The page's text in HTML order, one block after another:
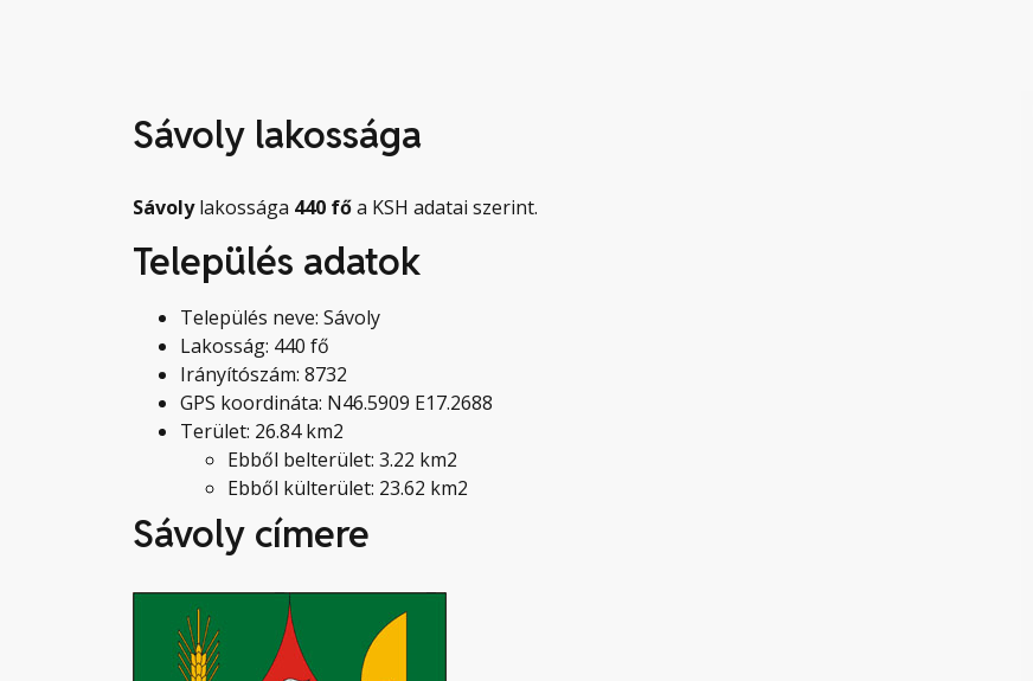
Sávoly lakossága
Sávolylakossága 440 főa KSH adatai szerint.
Település adatok
Település neve: Sávoly
Lakosság: 440 fő
Irányítószám: 8732
GPS koordináta: N46.5909 E17.2688
Terület: 26.84 km2
Ebből belterület: 3.22 km2
Ebből külterület: 23.62 km2
Sávoly címere